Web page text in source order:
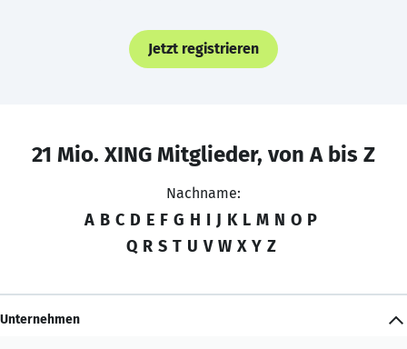
Jetzt registrieren
21 Mio. XING Mitglieder, von A bis Z
Nachname:
A B C D E F G H I J K L M N O P
Q R S T U V W X Y Z
Unternehmen